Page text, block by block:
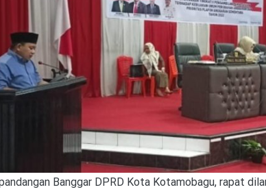
Banggar DPRD Kota Kotamobagu, rapat